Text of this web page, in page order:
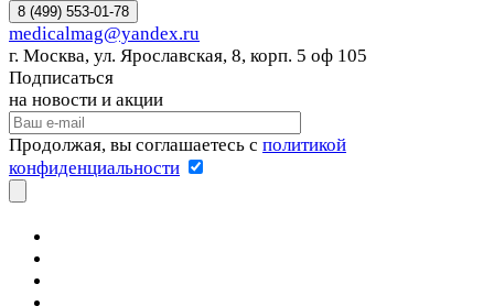
8 (499) 553-01-78
medicalmag@yandex.ru
г. Москва, ул. Ярославская, 8, корп. 5 оф 105
Подписаться
на новости и акции
Продолжая, вы соглашаетесь с политикой
конфиденциальности